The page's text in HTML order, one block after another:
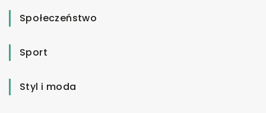
Społeczeństwo
Sport
Styl i moda